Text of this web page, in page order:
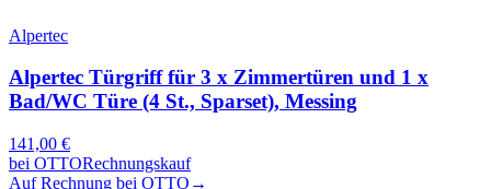
Alpertec
Alpertec Türgriff für 3 x Zimmertüren und 1 x
Bad/WC Türe (4 St., Sparset), Messing
141,00 €
bei OTTORechnungskauf
Auf Rechnung bei OTTO →